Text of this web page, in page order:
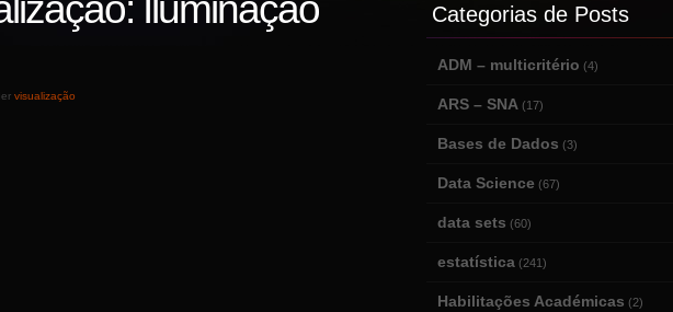
visualização
Categorias de Posts
ADM – multicritério (4)
ARS – SNA (17)
Bases de Dados (3)
Data Science (67)
data sets (60)
estatística (241)
Habilitações Académicas (2)